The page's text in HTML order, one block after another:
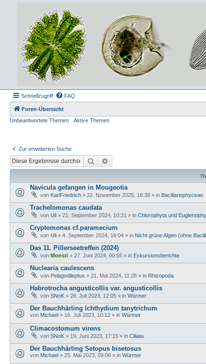
Schnellzugriff FAQ
Foren-Übersicht
Unbeantwortete Themen
Aktive Themen
Zur erweiterten Suche
Suche
Navicula gefangen in Mougeotia
von KarlFriedrich » 22. November 2025, 18:38 » in Bacillariophyceae
Trachelomonas caudata
von Uli » 21. September 2024, 10:31 » in Chlorophyta und
Cryptomonas cf.paramecium
von Uli » 4. September 2024, 16:04 » in Nicht grüne Algen (ohne
Das 11. Pillerseetreffen (2024)
von Monsti » 27. Juni 2024, 00:55 » in Exkursionsberichte
Nuclearia caulescens
von Pelagodileptus » 21. Mai 2024, 11:28 » in Rhizopoda
Habrotrocha angusticollis var. angusticollis
von SNoK » 28. Juli 2023, 12:05 » in Würmer
Der Bauchhärling Ichthydium tanytrichum
von Michael » 16. Juli 2023, 10:12 » in Würmer
Climacostomum virens
von SNoK » 19. Juni 2023, 17:15 » in Ciliata
Der Bauchhärling Setopus bisetosus
von Michael » 25. Mai 2023, 09:06 » in Würmer